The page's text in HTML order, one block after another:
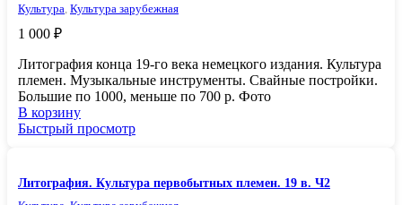
Культура Культура зарубежная
1 000 ₽
Литография конца 19-го века немецкого издания. Культура
племен. Музыкальные инструменты. Свайные постройки.
Большие по 1000, меньше по 700 р. Фото
В корзину
Быстрый просмотр
Литография. Культура первобытных племен. 19 в. Ч2